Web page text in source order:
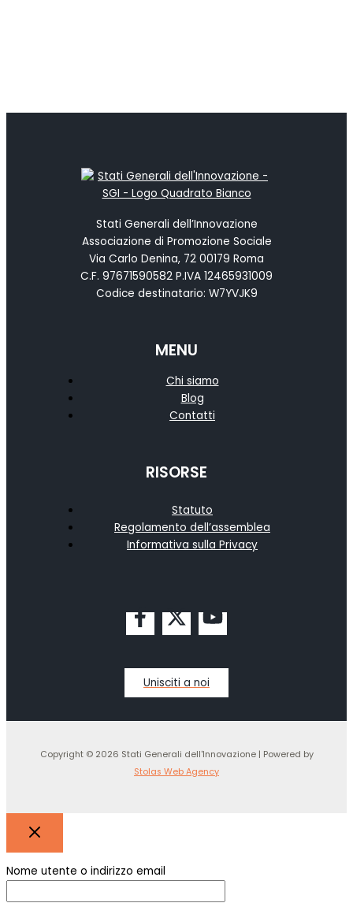
Stati Generali dell’Innovazione
Associazione di Promozione Sociale
Via Carlo Denina, 72 00179 Roma
C.F. 97671590582 P.IVA 12465931009
Codice destinatario: W7YVJK9
MENU
Chi siamo
Blog
Contatti
RISORSE
Statuto
Regolamento dell’assemblea
Informativa sulla Privacy
Unisciti a noi
Copyright © 2026 Stati Generali dell'Innovazione | Powered by
Stolas Web Agency
Nome utente o indirizzo email